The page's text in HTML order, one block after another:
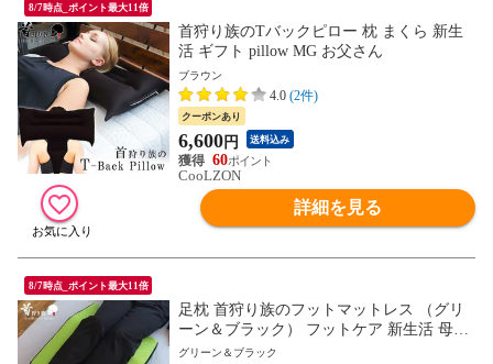
8/7時点_ポイント最大11倍
首狩り族のTバックピロー 枕 まくら 新生
活 ギフト pillow MG お父さん
ブラウン
4.0 (2件)
クーポンあり
6,600円 送料込み
60
CooLZON
詳細を見る
8/7時点_ポイント最大11倍
足枕 首狩り族のフットマットレス （グリ
ーン＆ブラック） フットケア 新生活 母の
日 父の日 ギフト MG プレゼント お父さん
グリーン＆ブラック